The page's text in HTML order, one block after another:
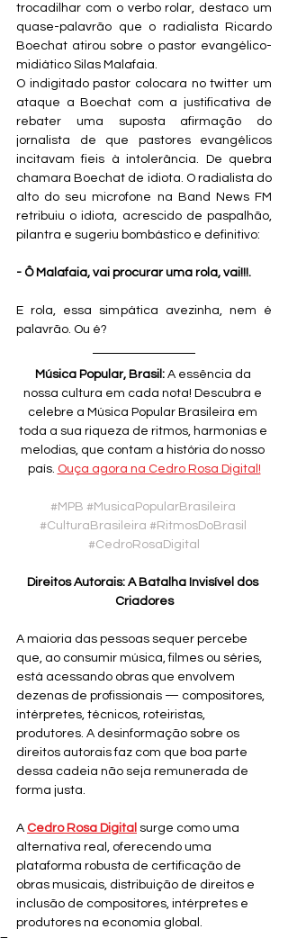
trocadilhar com o verbo rolar, destaco um
quase-palavrão que o radialista Ricardo
Boechat atirou sobre o pastor evangélico-
midiático Silas Malafaia.
O indigitado pastor colocara no twitter um
ataque a Boechat com a justificativa de
rebater uma suposta afirmação do
jornalista de que pastores evangélicos
incitavam fieis à intolerância. De quebra
chamara Boechat de idiota. O radialista do
alto do seu microfone na Band News FM
retribuiu o idiota, acrescido de paspalhão,
pilantra e sugeriu bombástico e definitivo:
- Ô Malafaia, vai procurar uma rola, vai!!!.
E rola, essa simpática avezinha, nem é
palavrão. Ou é?
Música Popular, Brasil: A essência da
nossa cultura em cada nota! Descubra e
celebre a Música Popular Brasileira em
toda a sua riqueza de ritmos, harmonias e
melodias, que contam a história do nosso
país. Ouça agora na Cedro Rosa Digital!
#MPB #MusicaPopularBrasileira
#CulturaBrasileira #RitmosDoBrasil
#CedroRosaDigital
Direitos Autorais: A Batalha Invisível dos
Criadores
A maioria das pessoas sequer percebe
que, ao consumir música, filmes ou séries,
está acessando obras que envolvem
dezenas de profissionais — compositores,
intérpretes, técnicos, roteiristas,
produtores. A desinformação sobre os
direitos autorais faz com que boa parte
dessa cadeia não seja remunerada de
forma justa.
A Cedro Rosa Digital surge como uma
alternativa real, oferecendo uma
plataforma robusta de certificação de
obras musicais, distribuição de direitos e
inclusão de compositores, intérpretes e
produtores na economia global.